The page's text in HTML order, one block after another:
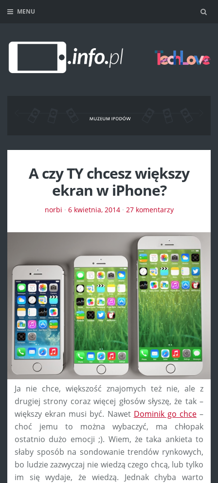
MENU
A czy TY chcesz większy
ekran w iPhone?
norbi · 6 kwietnia, 2014· 27 komentarzy
Ja nie chce, większość znajomych też nie, ale z
drugiej strony coraz więcej głosów słyszę, że tak –
większy ekran musi być. Nawet Dominik go chce–
choć jemu to można wybaczyć, ma chłopak
ostatnio dużo emocji ;). Wiem, że taka ankieta to
słaby sposób na sondowanie trendów rynkowych,
bo ludzie zazwyczaj nie wiedzą czego chcą, lub tylko
im się wydaje, że wiedzą. Jednak chyba warto